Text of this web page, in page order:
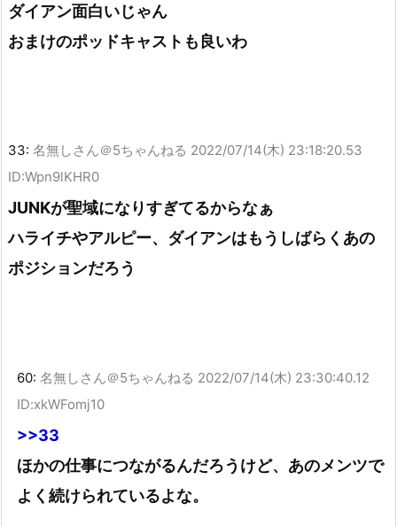
ダイアン面白いじゃん
おまけのポッドキャストも良いわ
33: 名無しさん＠5ちゃんねる 2022/07/14(木) 23:18:20.53
ID:Wpn9lKHR0
JUNKが聖域になりすぎてるからなぁ
ハライチやアルピー、ダイアンはもうしばらくあの
ポジションだろう
60: 名無しさん＠5ちゃんねる 2022/07/14(木) 23:30:40.12
ID:xkWFomj10
>>33
ほかの仕事につながるんだろうけど、あのメンツで
よく続けられているよな。